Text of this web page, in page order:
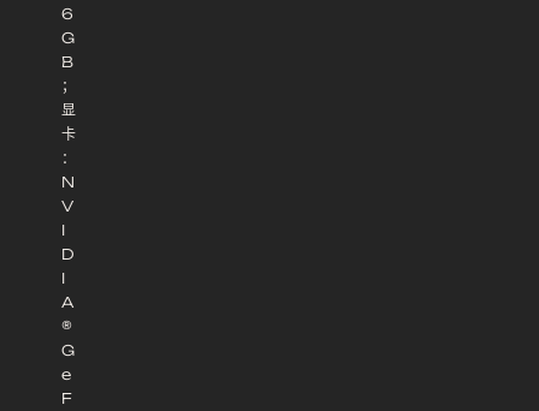
6
G
B
；
显
卡
：
N
V
I
D
I
A
®
G
e
F